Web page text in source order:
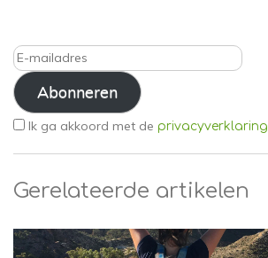
E-
mailadresAbonneren
Ik ga akkoord met de privacyverklaring
Gerelateerde artikelen